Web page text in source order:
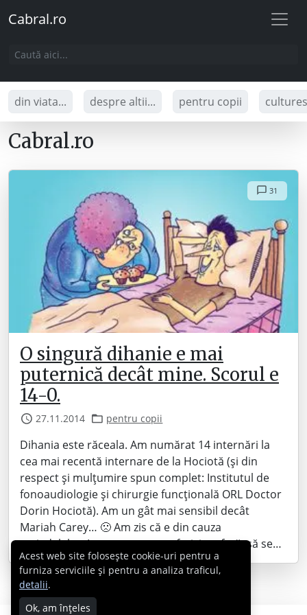
Cabral.ro
din viata... despre altii... pentru copii
Cabral.ro
31
O singură dihanie e mai
puternică decât mine. Scorul e
14-0.
27.11.2014 pentru copii
Dihania este răceala. Am numărat 14 internări la
cea mai recentă internare de la Hociotă (și din
respect și mulțumire spun complet: Institutul de
fonoaudiologie și chirurgie funcțională ORL Doctor
Dorin Hociotă). Am un gât mai sensibil decât
Mariah Carey… 🙁 Am zis că e din cauza
amigdalelor. Le-am scos pe nefericite afară, să se…
Acest web site folosește cookie-uri pentru a
furniza serviciile și pentru a analiza traficul,
detalii.
Ok, am înțeles